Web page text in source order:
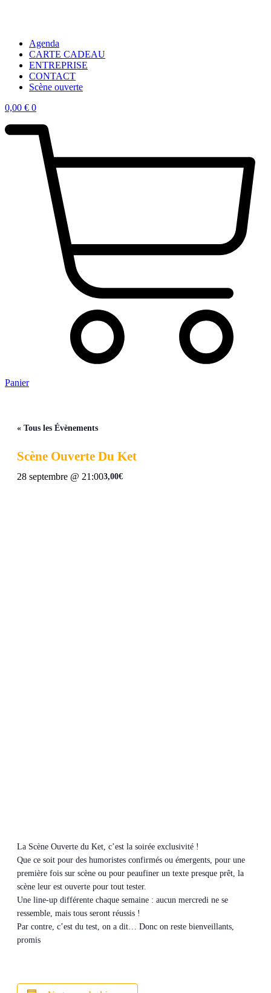
Agenda
CARTE CADEAU
ENTREPRISE
CONTACT
Scène ouverte
0,00 € 0
Panier
« Tous les Évènements
Scène Ouverte Du Ket
28 septembre @ 21:003,00€
La Scène Ouverte du Ket, c’est la soirée exclusivité !
Que ce soit pour des humoristes confirmés ou émergents, pour une
première fois sur scène ou pour peaufiner un texte presque prêt, la
scène leur est ouverte pour tout tester.
Une line-up différente chaque semaine : aucun mercredi ne se
ressemble, mais tous seront réussis !
Par contre, c’est du test, on a dit… Donc on reste bienveillants,
promis